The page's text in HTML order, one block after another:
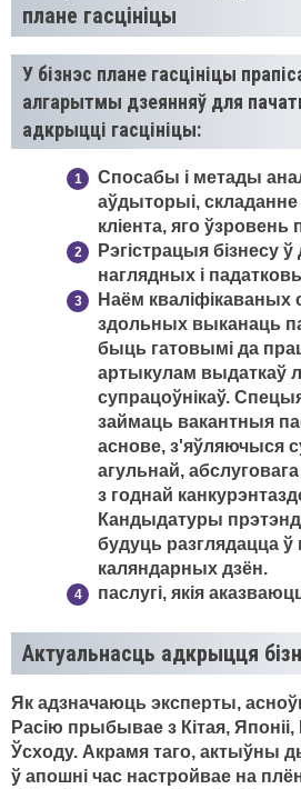
плане гасцініцы
У бізнэс плане гасцініцы
алгарытмы дзеянняў для
адкрыцці гасцініцы:
Спосабы і метады
аўдыторыі, складанне
кліента, яго ўзровень
Рэгістрацыя бізнесу
наглядных і
Наём кваліфікаваных
здольных выканаць
быць гатовымі да
артыкулам выдаткаў
супрацоўнікаў.
займаць вакантныя
аснове, з'яўляючыся
агульнай,
з годнай
Кандыдатуры
будуць разглядацца ў
каляндарных дзён.
паслугі, якія
Актуальнасць адкрыцця
Як адзначаюць эксперты,
Расію прыбывае з Кітая, Японіі,
Ўсходу. Акрамя таго, актыўны
ў апошні час настройвае на